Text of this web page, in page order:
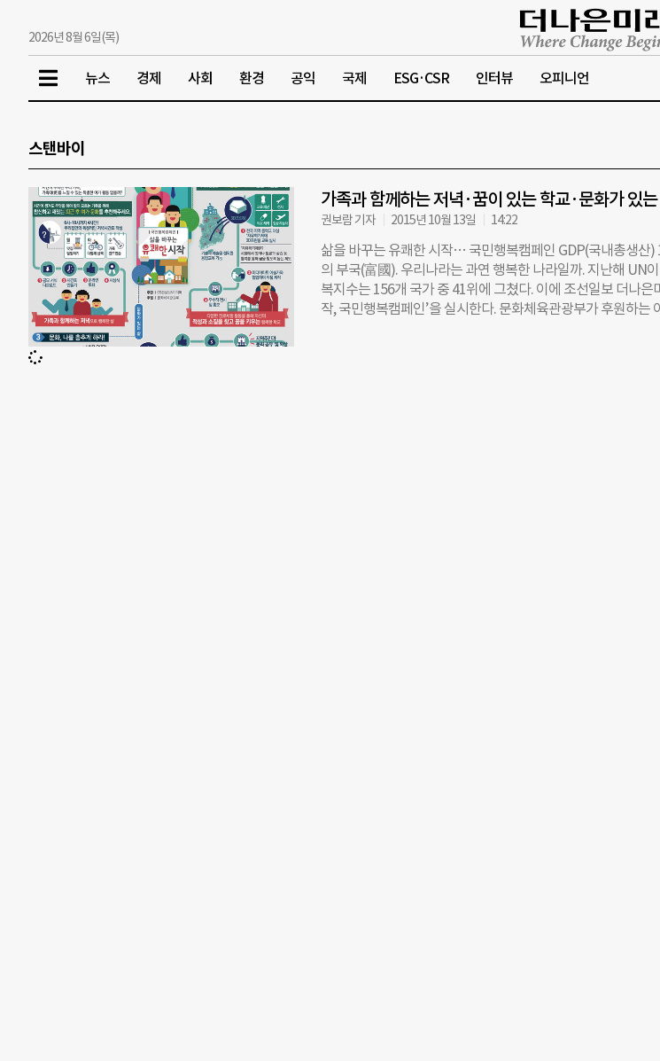
2026년 8월 6일(목)
뉴스 경제 사회 환경 공익 국제 ESG·CSR 인터뷰 오피니언
스탠바이
가족과 함께하는 저녁·꿈이 있는 학교·문화가 있
권보람 기자 2015년 10월 13일 14:22
삶을 바꾸는 유쾌한 시작… 국민행복캠페인 GDP(국내총생산)
의 부국(富國). 우리나라는 과연 행복한 나라일까. 지난해 UN
복지수는 156개 국가 중 41위에 그쳤다. 이에 조선일보 더나은
작, 국민행복캠페인’을 실시한다. 문화체육관광부가 후원하는